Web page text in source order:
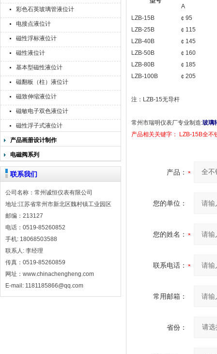
彩色石英玻璃管液位计
电接点液位计
磁性浮标液位计
磁性液位计
基本型磁性液位计
磁翻板（柱）液位计
磁致伸缩液位计
磁敏电子双色液位计
磁性浮子式液位计
产品画册设计制作
电磁阀系列
联系我们
公司名称：常州诚恒仪表有限公司
地址:江苏省常州市新北区魏村镇工业园区
邮编：213127
电话：0519-85260852
手机: 18068503588
联系人: 李经理
传真：0519-85260859
网址：www.chinachengheng.com
E-mail: 1181185866@qq.com
A
LZB-15B
￠95
LZB-25B
￠115
LZB-40B
￠145
LZB-50B
￠160
LZB-80B
￠185
LZB-100B
￠205
注：LZB-15无导杆
常州市瑞明仪表厂专业制造:玻璃
产品相关关键字： LZB-15B全不
产品：
您的单位：
您的姓名：
联系电话：
常用邮箱：
省份：